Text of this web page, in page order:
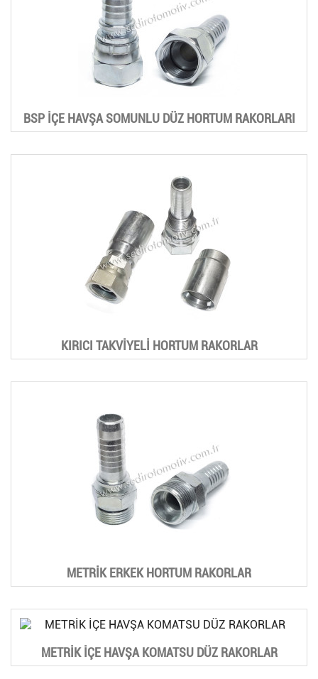
BSP İÇE HAVŞA SOMUNLU DÜZ HORTUM RAKORLARI
KIRICI TAKVİYELİ HORTUM RAKORLAR
METRİK ERKEK HORTUM RAKORLAR
METRİK İÇE HAVŞA KOMATSU DÜZ RAKORLAR